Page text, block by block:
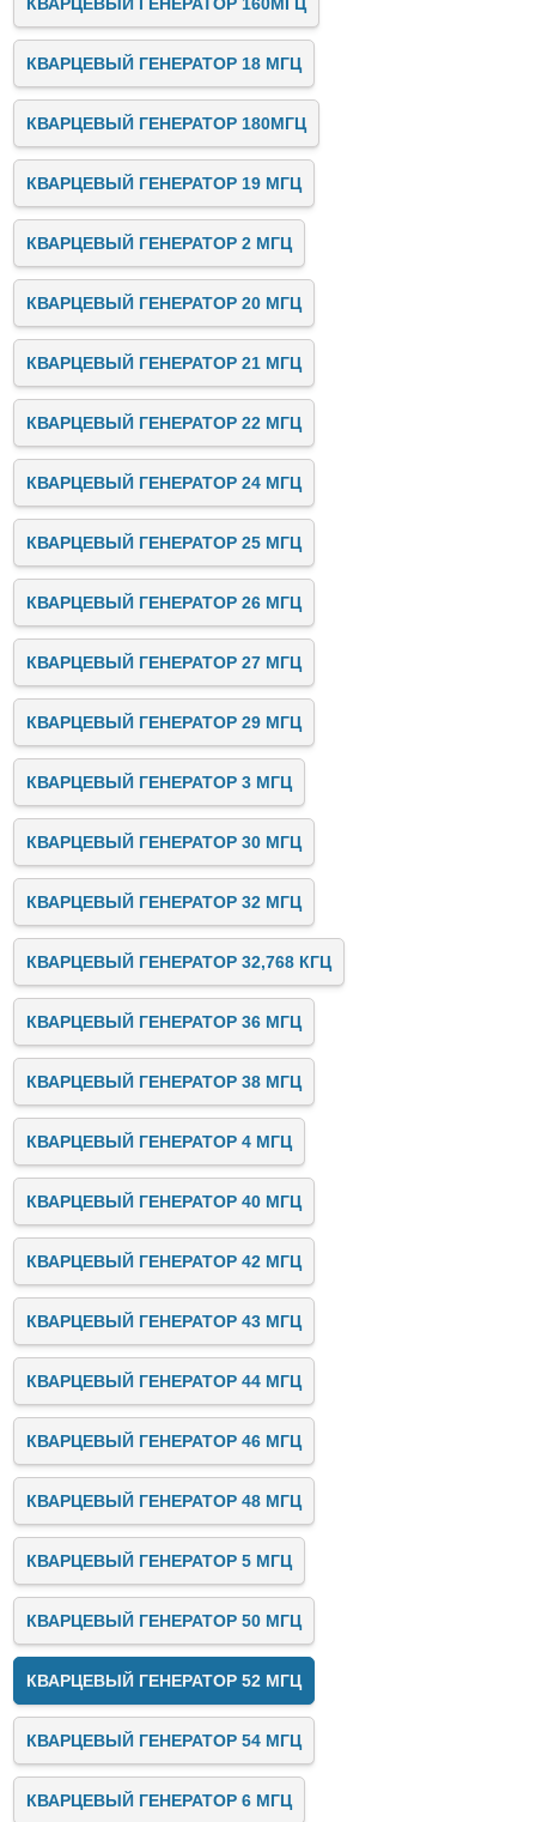
КВАРЦЕВЫЙ ГЕНЕРАТОР 18 МГЦ
КВАРЦЕВЫЙ ГЕНЕРАТОР 180МГЦ
КВАРЦЕВЫЙ ГЕНЕРАТОР 19 МГЦ
КВАРЦЕВЫЙ ГЕНЕРАТОР 2 МГЦ
КВАРЦЕВЫЙ ГЕНЕРАТОР 20 МГЦ
КВАРЦЕВЫЙ ГЕНЕРАТОР 21 МГЦ
КВАРЦЕВЫЙ ГЕНЕРАТОР 22 МГЦ
КВАРЦЕВЫЙ ГЕНЕРАТОР 24 МГЦ
КВАРЦЕВЫЙ ГЕНЕРАТОР 25 МГЦ
КВАРЦЕВЫЙ ГЕНЕРАТОР 26 МГЦ
КВАРЦЕВЫЙ ГЕНЕРАТОР 27 МГЦ
КВАРЦЕВЫЙ ГЕНЕРАТОР 29 МГЦ
КВАРЦЕВЫЙ ГЕНЕРАТОР 3 МГЦ
КВАРЦЕВЫЙ ГЕНЕРАТОР 30 МГЦ
КВАРЦЕВЫЙ ГЕНЕРАТОР 32 МГЦ
КВАРЦЕВЫЙ ГЕНЕРАТОР 32,768 КГЦ
КВАРЦЕВЫЙ ГЕНЕРАТОР 36 МГЦ
КВАРЦЕВЫЙ ГЕНЕРАТОР 38 МГЦ
КВАРЦЕВЫЙ ГЕНЕРАТОР 4 МГЦ
КВАРЦЕВЫЙ ГЕНЕРАТОР 40 МГЦ
КВАРЦЕВЫЙ ГЕНЕРАТОР 42 МГЦ
КВАРЦЕВЫЙ ГЕНЕРАТОР 43 МГЦ
КВАРЦЕВЫЙ ГЕНЕРАТОР 44 МГЦ
КВАРЦЕВЫЙ ГЕНЕРАТОР 46 МГЦ
КВАРЦЕВЫЙ ГЕНЕРАТОР 48 МГЦ
КВАРЦЕВЫЙ ГЕНЕРАТОР 5 МГЦ
КВАРЦЕВЫЙ ГЕНЕРАТОР 50 МГЦ
КВАРЦЕВЫЙ ГЕНЕРАТОР 52 МГЦ
КВАРЦЕВЫЙ ГЕНЕРАТОР 54 МГЦ
КВАРЦЕВЫЙ ГЕНЕРАТОР 6 МГЦ